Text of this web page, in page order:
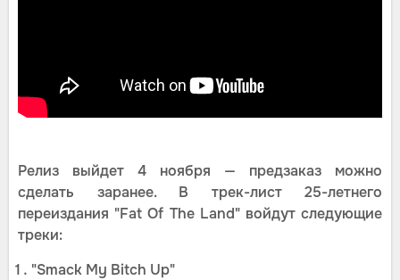
Релиз выйдет 4 ноября — предзаказ можно
сделать заранее. В трек-лист 25-летнего
переиздания "Fat Of The Land" войдут следующие
треки:
"Smack My Bitch Up"